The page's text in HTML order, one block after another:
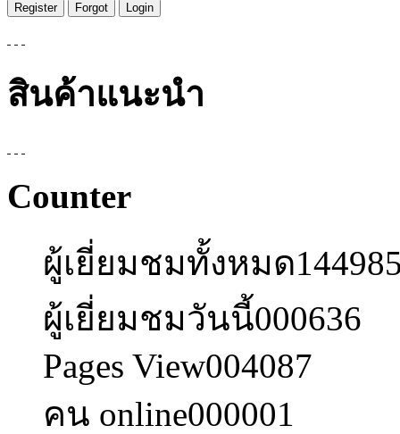
สินค้าแนะนำ
Counter
ผู้เยี่ยมชมทั้งหมด
ผู้เยี่ยมชมวันนี้000636
Pages View004087
คน online000001